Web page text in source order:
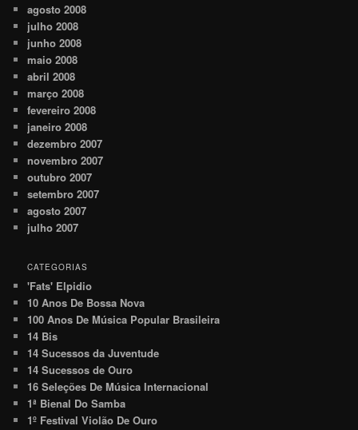
agosto 2008
julho 2008
junho 2008
maio 2008
abril 2008
março 2008
fevereiro 2008
janeiro 2008
dezembro 2007
novembro 2007
outubro 2007
setembro 2007
agosto 2007
julho 2007
CATEGORIAS
'Fats' Elpidio
10 Anos De Bossa Nova
100 Anos De Música Popular Brasileira
14 Bis
14 Sucessos da Juventude
14 Sucessos de Ouro
16 Seleções De Música Internacional
1ª Bienal Do Samba
1º Festival Violão De Ouro